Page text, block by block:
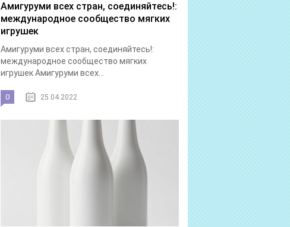
Амигуруми всех стран, соединяйтесь!:
международное сообщество мягких
игрушек
Амигуруми всех стран, соединяйтесь!:
международное сообщество мягких
игрушек Амигуруми всех...
0 25.04.2022